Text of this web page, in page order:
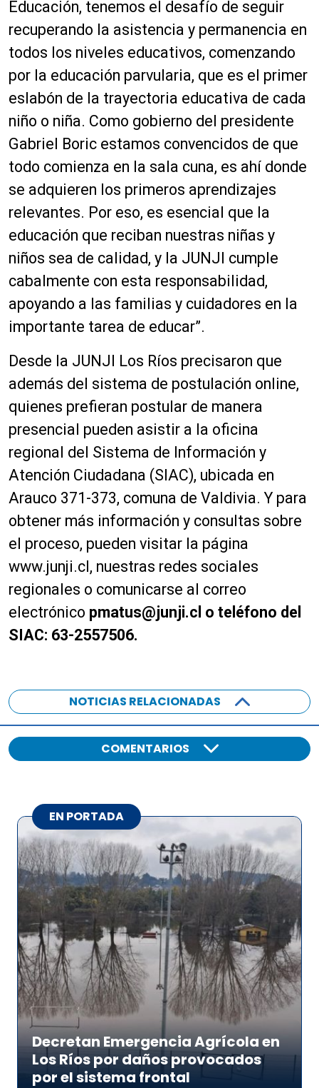
Educación, tenemos el desafío de seguir
recuperando la asistencia y permanencia en
todos los niveles educativos, comenzando
por la educación parvularia, que es el primer
eslabón de la trayectoria educativa de cada
niño o niña. Como gobierno del presidente
Gabriel Boric estamos convencidos de que
todo comienza en la sala cuna, es ahí donde
se adquieren los primeros aprendizajes
relevantes. Por eso, es esencial que la
educación que reciban nuestras niñas y
niños sea de calidad, y la JUNJI cumple
cabalmente con esta responsabilidad,
apoyando a las familias y cuidadores en la
importante tarea de educar”.
Desde la JUNJI Los Ríos precisaron que
además del sistema de postulación online,
quienes prefieran postular de manera
presencial pueden asistir a la oficina
regional del Sistema de Información y
Atención Ciudadana (SIAC), ubicada en
Arauco 371-373, comuna de Valdivia. Y para
obtener más información y consultas sobre
el proceso, pueden visitar la página
www.junji.cl, nuestras redes sociales
regionales o comunicarse al correo
electrónico pmatus@junji.cl o teléfono del
SIAC: 63-2557506.
NOTICIAS RELACIONADAS
COMENTARIOS
EN PORTADA
Decretan Emergencia Agrícola en
Los Ríos por daños provocados
por el sistema frontal